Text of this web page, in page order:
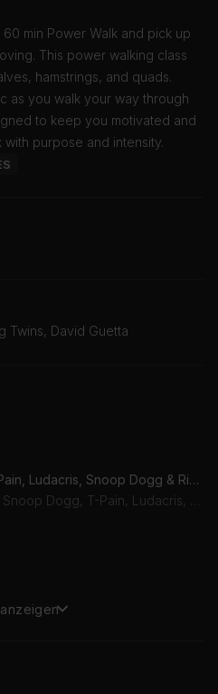
min Power Walk and pick up
This power walking class
hamstrings, and quads.
as you walk your way through
to keep you motivated and
purpose and intensity.
Twins, David Guetta
All I Do Is Win (feat. T-Pain, Ludacris, Snoop Dogg & Rick Ross)
& Tems)
Ludacris)